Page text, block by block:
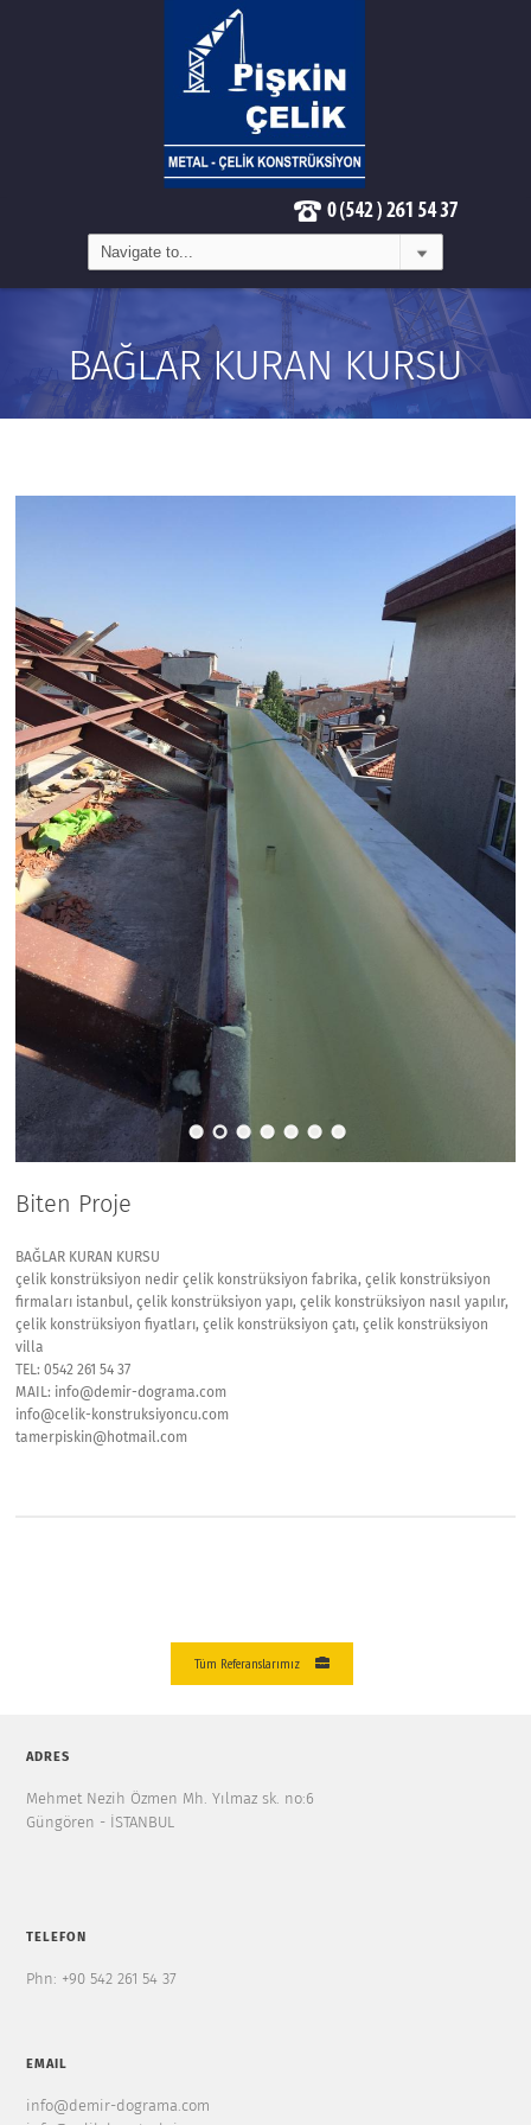
BAĞLAR KURAN KURSU
Biten Proje
BAĞLAR KURAN KURSU
çelik konstrüksiyon nedir çelik konstrüksiyon fabrika, çelik konstrüksiyon
firmaları istanbul, çelik konstrüksiyon yapı, çelik konstrüksiyon nasıl yapılır,
çelik konstrüksiyon fiyatları, çelik konstrüksiyon çatı, çelik konstrüksiyon
villa
TEL: 0542 261 54 37
MAIL: info@demir-dograma.com
info@celik-konstruksiyoncu.com
tamerpiskin@hotmail.com
Tüm Referanslarımız
ADRES
Mehmet Nezih Özmen Mh. Yılmaz sk. no:6
Güngören - İSTANBUL
TELEFON
Phn: +90 542 261 54 37
EMAIL
info@demir-dograma.com